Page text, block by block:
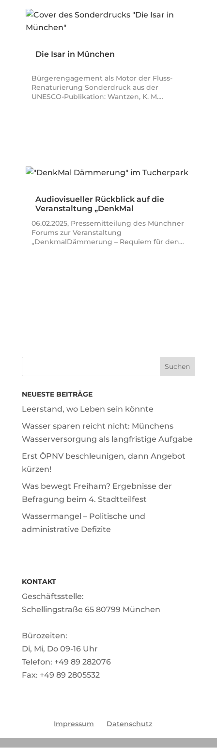
Die Isar in München
Bürgerengagement als Motor der Fluss-
Renaturierung Sonderdruck aus der
UNESCO-Publikation: Wantzen, K. M.…
Audiovisueller Rückblick auf die
Veranstaltung „DenkMal
06.02.2025, Pressemitteilung des Münchner
Forums zur Veranstaltung
„DenkmalDämmerung – Requiem für den…
NEUESTE BEITRÄGE
Leerstand, wo Leben sein könnte
Wasser sparen reicht nicht: Münchens
Wasserversorgung als langfristige Aufgabe
Erst ÖPNV beschleunigen, dann Angebot
kürzen!
Was bewegt Freiham? Ergebnisse der
Befragung beim 4. Stadtteilfest
Wassermangel – Politische und
administrative Defizite
KONTAKT
Geschäftsstelle:
Schellingstraße 65 80799 München
Bürozeiten:
Di, Mi, Do 09-16 Uhr
Telefon: +49 89 282076
Fax: +49 89 2805532
Impressum Datenschutz